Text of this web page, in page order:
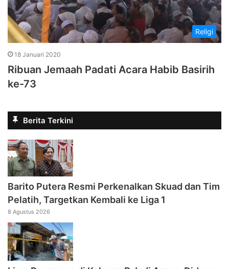
Religi
18 Januari 2020
Ribuan Jemaah Padati Acara Habib Basirih
ke-73
Berita Terkini
Barito Putera Resmi Perkenalkan Skuad dan Tim
Pelatih, Targetkan Kembali ke Liga 1
8 Agustus 2026